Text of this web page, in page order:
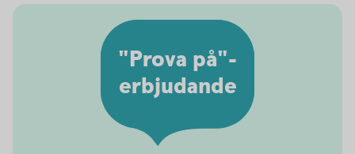
"Prova på"-
erbjudande